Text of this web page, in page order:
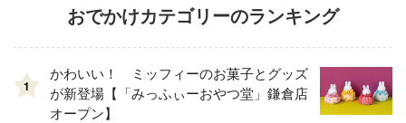
おでかけカテゴリーのランキング
1
かわいい！ ミッフィーのお菓子とグッズ
が新登場【「みっふぃーおやつ堂」鎌倉店
オープン】